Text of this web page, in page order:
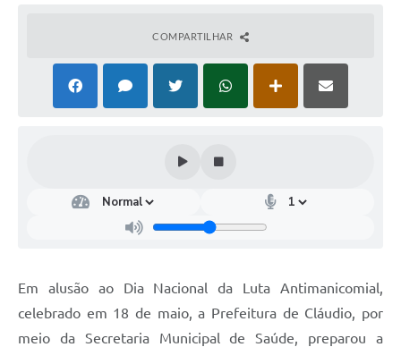
COMPARTILHAR
Em alusão ao Dia Nacional da Luta Antimanicomial,
celebrado em 18 de maio, a Prefeitura de Cláudio, por
meio da Secretaria Municipal de Saúde, preparou a